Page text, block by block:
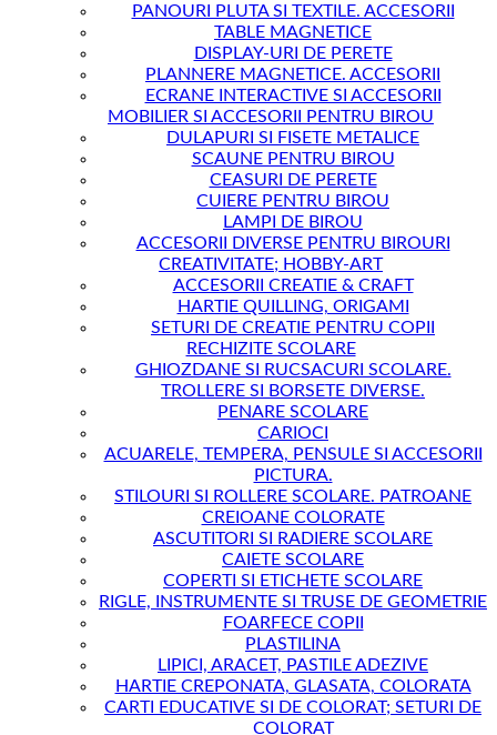
PANOURI PLUTA SI TEXTILE. ACCESORII
TABLE MAGNETICE
DISPLAY-URI DE PERETE
PLANNERE MAGNETICE. ACCESORII
ECRANE INTERACTIVE SI ACCESORII
MOBILIER SI ACCESORII PENTRU BIROU
DULAPURI SI FISETE METALICE
SCAUNE PENTRU BIROU
CEASURI DE PERETE
CUIERE PENTRU BIROU
LAMPI DE BIROU
ACCESORII DIVERSE PENTRU BIROURI
CREATIVITATE; HOBBY-ART
ACCESORII CREATIE & CRAFT
HARTIE QUILLING, ORIGAMI
SETURI DE CREATIE PENTRU COPII
RECHIZITE SCOLARE
GHIOZDANE SI RUCSACURI SCOLARE.
TROLLERE SI BORSETE DIVERSE.
PENARE SCOLARE
CARIOCI
ACUARELE, TEMPERA, PENSULE SI ACCESORII
PICTURA.
STILOURI SI ROLLERE SCOLARE. PATROANE
CREIOANE COLORATE
ASCUTITORI SI RADIERE SCOLARE
CAIETE SCOLARE
COPERTI SI ETICHETE SCOLARE
RIGLE, INSTRUMENTE SI TRUSE DE GEOMETRIE
FOARFECE COPII
PLASTILINA
LIPICI, ARACET, PASTILE ADEZIVE
HARTIE CREPONATA, GLASATA, COLORATA
CARTI EDUCATIVE SI DE COLORAT; SETURI DE
COLORAT